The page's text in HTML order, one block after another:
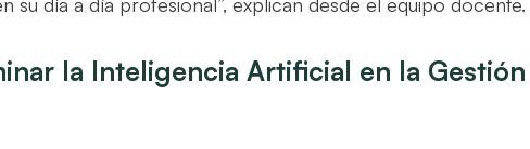
la Inteligencia Artificial en la Gestión